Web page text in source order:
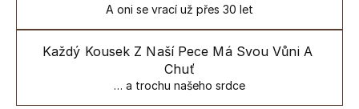
A oni se vrací už přes 30 let
Každý Kousek Z Naší Pece Má Svou Vůni A
Chuť
… a trochu našeho srdce